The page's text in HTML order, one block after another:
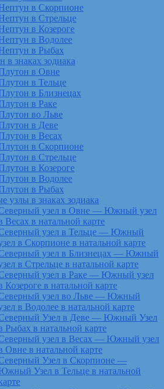
в Скорпионе
в Стрельце
в Козероге
в Водолее
в Рыбах
в знаках зодиака
в Овне
в Тельце
в Близнецах
в Раке
во Льве
в Деве
в Весах
в Скорпионе
в Стрельце
в Козероге
в Водолее
в Рыбах
узлы в знаках зодиака
узел в Овне — Южный узел
Весах в натальной карте
узел в Тельце — Южный
в Скорпионе в натальной карте
узел в Близнецах — Южный
в Стрельце в натальной карте
узел в Раке — Южный узел
Козероге в натальной карте
узел во Льве — Южный
в Водолее в натальной карте
Узел в Деве — Южный Узел
Рыбах в натальной карте
узел в Весах — Южный узел
Овне в натальной карте
Узел в Скорпионе —
Узел в Тельце в натальной